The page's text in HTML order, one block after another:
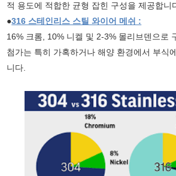
적 용도에 적합한 균형 잡힌 구성을 제공합니
●316 스테인리스 스틸 와이어 메쉬 :
16% 크롬, 10% 니켈 및 2-3% 몰리브덴으로
첨가는 특히 가혹하거나 해양 환경에서 부식
니다.